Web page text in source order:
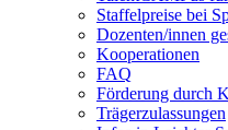
Staffelpreise bei
Dozenten/innen
Kooperationen
FAQ
Förderung durch
Trägerzulassungen